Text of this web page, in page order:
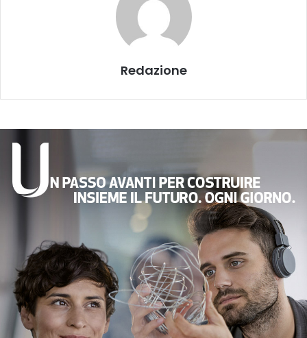
Redazione